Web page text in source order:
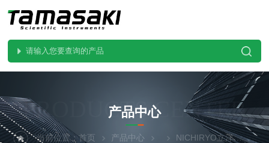
PRODUCTS CENTER
产品中心
当前位置：首页 产品中心 NICHIRYO立洋 00-